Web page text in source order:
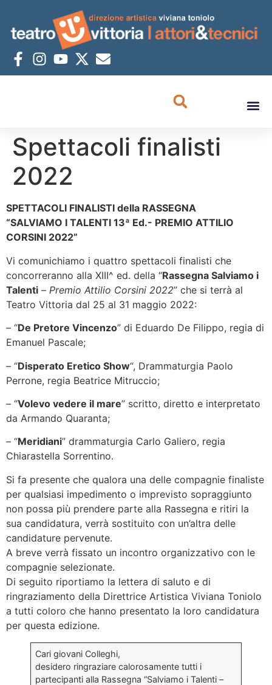
Spettacoli finalisti
2022
SPETTACOLI FINALISTI della RASSEGNA
“SALVIAMO I TALENTI 13ª Ed.- PREMIO ATTILIO
CORSINI 2022”
Vi comunichiamo i quattro spettacoli finalisti che
concorreranno alla XIII^ ed. della “Rassegna Salviamo i
Talenti – Premio Attilio Corsini 2022” che si terrà al
Teatro Vittoria dal 25 al 31 maggio 2022:
– “De Pretore Vincenzo” di Eduardo De Filippo, regia di
Emanuel Pascale;
– “Disperato Eretico Show“, Drammaturgia Paolo
Perrone, regia Beatrice Mitruccio;
– “Volevo vedere il mare” scritto, diretto e interpretato
da Armando Quaranta;
– “Meridiani” drammaturgia Carlo Galiero, regia
Chiarastella Sorrentino.
Si fa presente che qualora una delle compagnie finaliste
per qualsiasi impedimento o imprevisto sopraggiunto
non possa più prendere parte alla Rassegna e ritiri la
sua candidatura, verrà sostituito con un’altra delle
candidature pervenute.
A breve verrà fissato un incontro organizzativo con le
compagnie selezionate.
Di seguito riportiamo la lettera di saluto e di
ringraziamento della Direttrice Artistica Viviana Toniolo
a tutti coloro che hanno presentato la loro candidatura
per questa edizione.
Cari giovani Colleghi,
desidero ringraziare calorosamente tutti i
partecipanti alla Rassegna “Salviamo i Talenti –